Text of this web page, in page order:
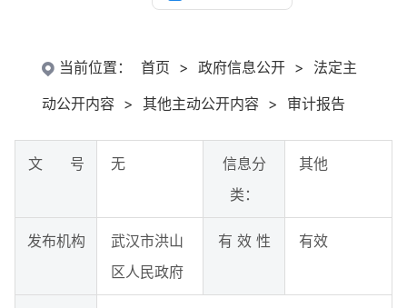
当前位置： 首页 > 政府信息公开 >
法定主
动公开内容 > 其他主动公开内容 > 审计报告
文 号 无
信息分
类：
其他
发布机构
武汉市洪山
区人民政府
有 效 性 有效